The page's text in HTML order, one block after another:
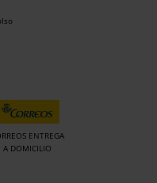
ENTREGA
A DOMICILIO